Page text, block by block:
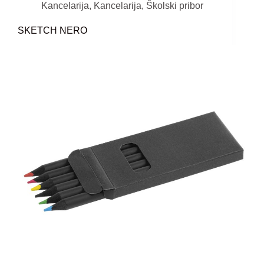
Kancelarija, Kancelarija, Školski pribor
SKETCH NERO